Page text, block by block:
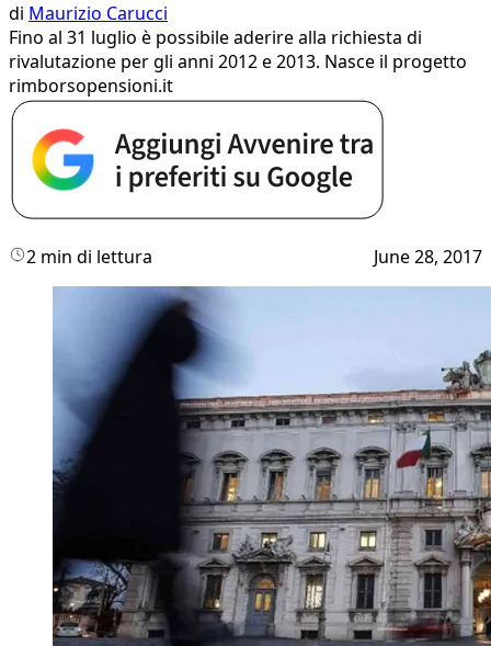
di Maurizio Carucci
Fino al 31 luglio è possibile aderire alla richiesta di
rivalutazione per gli anni 2012 e 2013. Nasce il progetto
rimborsopensioni.it
2 min di lettura June 28, 2017